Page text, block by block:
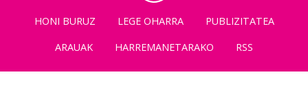
HONI BURUZ LEGE OHARRA
PUBLIZITATEA
ARAUAK
HARREMANETARAKO RSS